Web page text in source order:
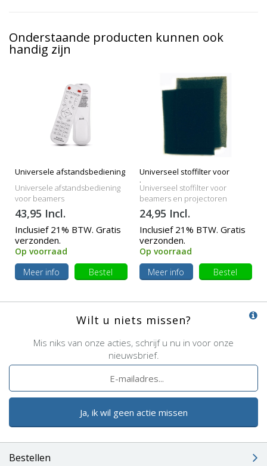
Onderstaande producten kunnen ook
handig zijn
Universele afstandsbediening
Universele afstandsbediening
voor beamers
43,95 Incl.
Inclusief 21% BTW. Gratis
verzonden.
Op voorraad
Meer info
Bestel
Universeel stoffilter voor
beamers
Universeel stoffilter voor
beamers en projectoren
24,95 Incl.
Inclusief 21% BTW. Gratis
verzonden.
Op voorraad
Meer info
Bestel
Wilt u niets missen?
Mis niks van onze acties, schrijf u nu in voor onze
nieuwsbrief.
Ja, ik wil geen actie missen
Bestellen